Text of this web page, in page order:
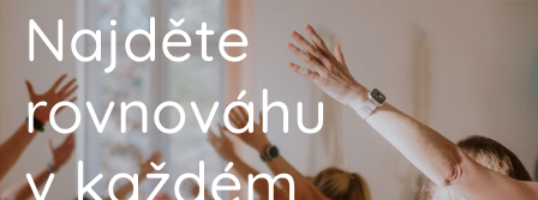
Najděte
rovnováhu
v každém